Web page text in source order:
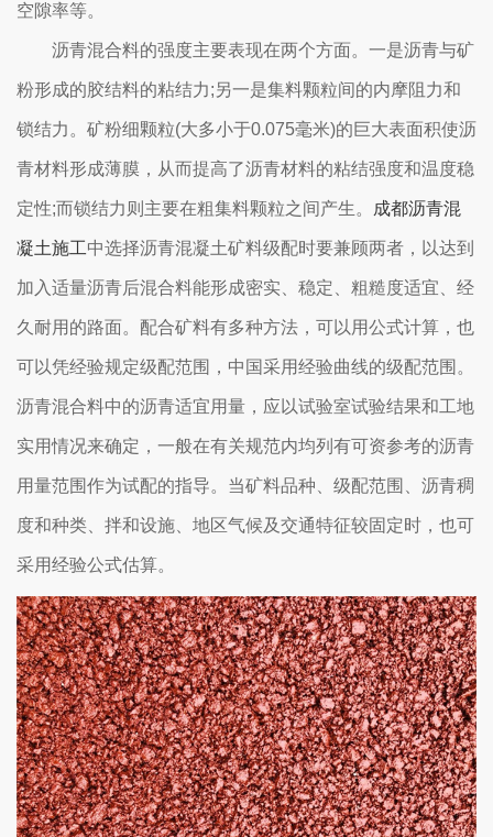
空隙率等。
沥青混合料的强度主要表现在两个方面。一是沥青与矿
粉形成的胶结料的粘结力;另一是集料颗粒间的内摩阻力和
锁结力。矿粉细颗粒(大多小于0.075毫米)的巨大表面积使沥
青材料形成薄膜，从而提高了沥青材料的粘结强度和温度稳
定性;而锁结力则主要在粗集料颗粒之间产生。 成都沥青混
凝土施工中选择沥青混凝土矿料级配时要兼顾两者，以达到
加入适量沥青后混合料能形成密实、稳定、粗糙度适宜、经
久耐用的路面。配合矿料有多种方法，可以用公式计算，也
可以凭经验规定级配范围，中国采用经验曲线的级配范围。
沥青混合料中的沥青适宜用量，应以试验室试验结果和工地
实用情况来确定，一般在有关规范内均列有可资参考的沥青
用量范围作为试配的指导。当矿料品种、级配范围、沥青稠
度和种类、拌和设施、地区气候及交通特征较固定时，也可
采用经验公式估算。